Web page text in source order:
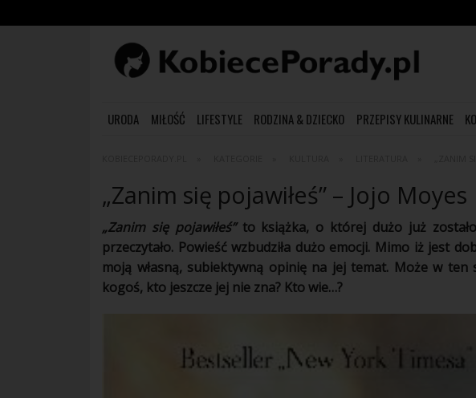
URODA MIŁOŚĆ LIFESTYLE RODZINA & DZIECKO PRZEPISY KULINARNE
„Zanim się pojawiłeś” – Jojo Moyes
„Zanim się pojawiłeś”to książka, o której dużo już
przeczytało. Powieśćwzbudziła dużo emocji. Mimo iż jest
moją własną, subiektywną opinię na jej temat. Może w ten
kogoś, kto jeszcze jej nie zna? Kto wie…?